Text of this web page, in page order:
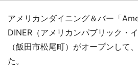
アメリカンダイニング＆バー「
DINER（アメリカンパブリック・
（飯田市松尾町）がオープンして
た。